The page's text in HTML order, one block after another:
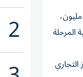
درهم، نتجت عن 3075 صفقة، أبرزها في: الخليج التجاري بـ672.1 مليون درهم، سيح شعيب 650.5 مليون،
مليون، المدينة العالمية المرحلة
البرشاء هايتس بـ236 مليوناً، المركز التجاري
2